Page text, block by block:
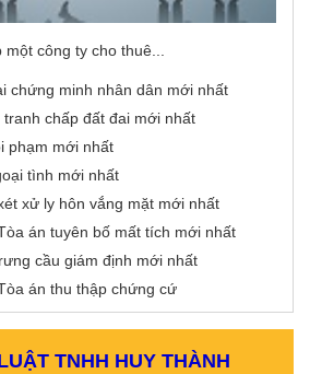
công ty cho thuê...
chứng minh nhân dân mới nhất
chấp đất đai mới nhất
phạm mới nhất
tình mới nhất
xử ly hôn vắng mặt mới nhất
án tuyên bố mất tích mới nhất
cầu giám định mới nhất
án thu thập chứng cứ
TNHH HUY THÀNH